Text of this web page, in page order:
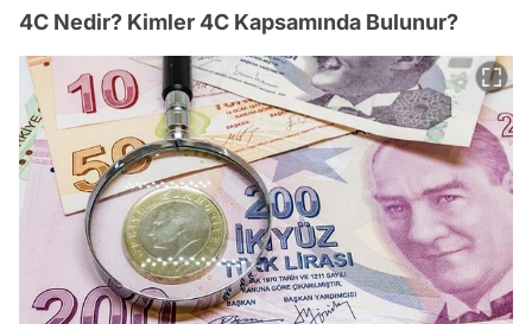
4C Nedir? Kimler 4C Kapsamında Bulunur?